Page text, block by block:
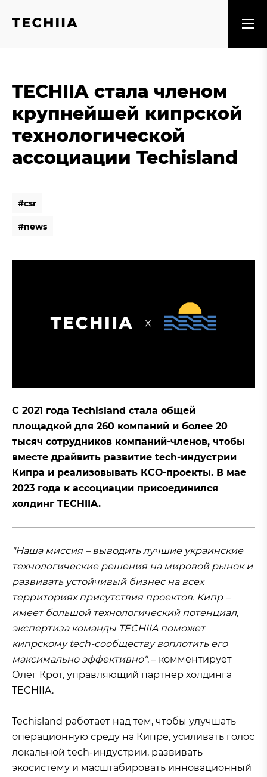
TECHIIA стала членом
крупнейшей кипрской
технологической
ассоциации Techisland
#csr
#news
С 2021 года Techisland стала общей
площадкой для 260 компаний и более 20
тысяч сотрудников компаний-членов, чтобы
вместе драйвить развитие tech-индустрии
Кипра и реализовывать КСО-проекты. В мае
2023 года к ассоциации присоединился
холдинг TECHIIA.
"Наша миссия – выводить лучшие украинские
технологические решения на мировой рынок и
развивать устойчивый бизнес на всех
территориях присутствия проектов. Кипр –
имеет большой технологический потенциал,
экспертиза команды TECHIIA поможет
кипрскому tech-сообществу воплотить его
максимально эффективно", – комментирует
Олег Крот, управляющий партнер холдинга
TECHIIA.
Techisland работает над тем, чтобы улучшать
операционную среду на Кипре, усиливать голос
локальной tech-индустрии, развивать
экосистему и масштабировать инновационный